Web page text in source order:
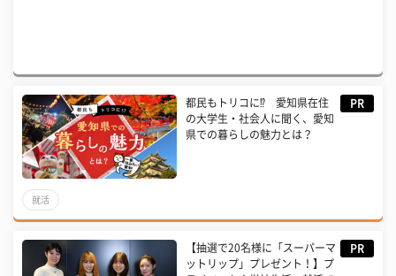
都民もトリコに⁉ 愛知県在住
の大学生・社会人に聞く、愛知
県での暮らしの魅力とは？
PR
就活
【抽選で20名様に「スーパーマ
ットリップ」プレゼント！】プ
PR